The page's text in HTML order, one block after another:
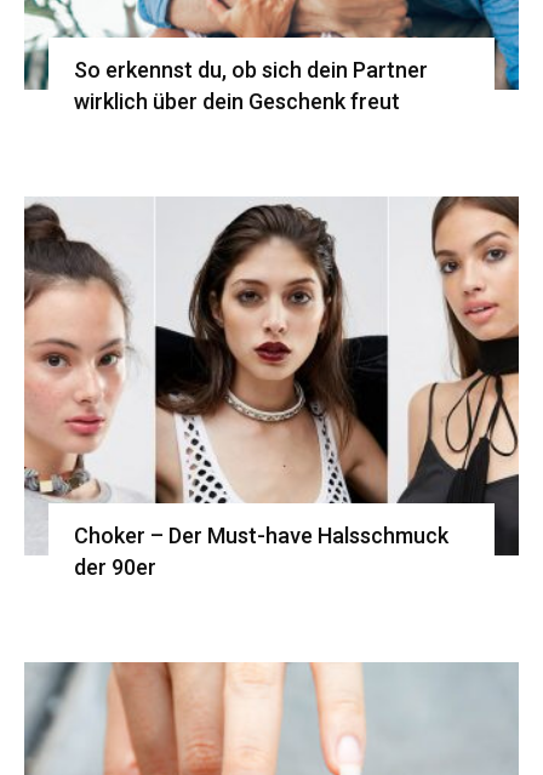
So erkennst du, ob sich dein Partner
wirklich über dein Geschenk freut
Choker – Der Must-have Halsschmuck
der 90er